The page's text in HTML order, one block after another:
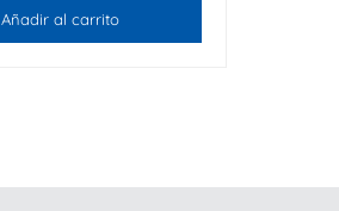
Añadir al carrito